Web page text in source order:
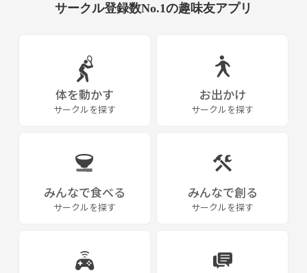
サークル登録数No.1の趣味友アプリ
体を動かす
サークルを探す
お出かけ
サークルを探す
みんなで食べる
サークルを探す
みんなで創る
サークルを探す